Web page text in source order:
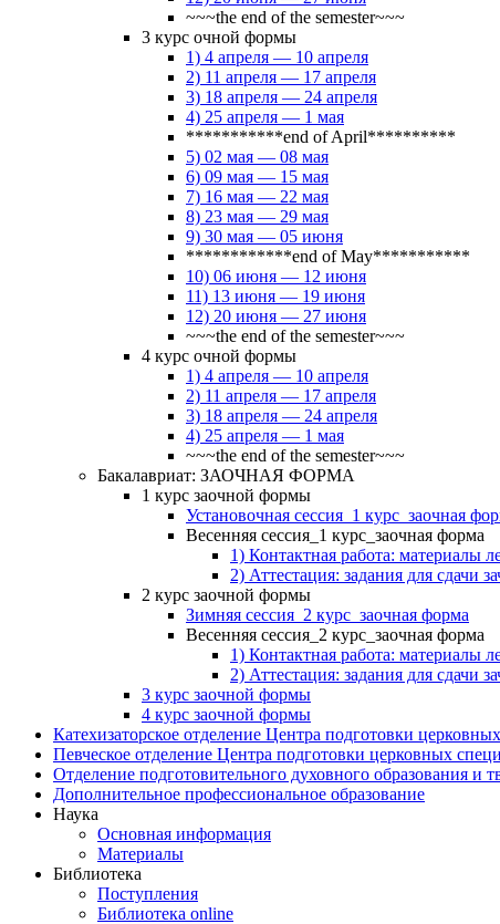
~~~the end of the semester~~~
3 курс очной формы
1) 4 апреля — 10 апреля
2) 11 апреля — 17 апреля
3) 18 апреля — 24 апреля
4) 25 апреля — 1 мая
***********end of April**********
5) 02 мая — 08 мая
6) 09 мая — 15 мая
7) 16 мая — 22 мая
8) 23 мая — 29 мая
9) 30 мая — 05 июня
************end of May***********
10) 06 июня — 12 июня
11) 13 июня — 19 июня
12) 20 июня — 27 июня
~~~the end of the semester~~~
4 курс очной формы
1) 4 апреля — 10 апреля
2) 11 апреля — 17 апреля
3) 18 апреля — 24 апреля
4) 25 апреля — 1 мая
~~~the end of the semester~~~
Бакалавриат: ЗАОЧНАЯ ФОРМА
1 курс заочной формы
Установочная сессия_1 курс_заочная
Весенняя сессия_1 курс_заочная форма
1) Контактная работа: материалы
2) Аттестация: задания для сдачи
2 курс заочной формы
Зимняя сессия_2 курс_заочная форма
Весенняя сессия_2 курс_заочная форма
1) Контактная работа: материалы
2) Аттестация: задания для сдачи
3 курс заочной формы
4 курс заочной формы
Катехизаторское отделение Центра подготовки
Певческое отделение Центра подготовки церковных
Отделение подготовительного духовного образования
Дополнительное профессиональное образование
Наука
Основная информация
Материалы
Библиотека
Поступления
Библиотека online